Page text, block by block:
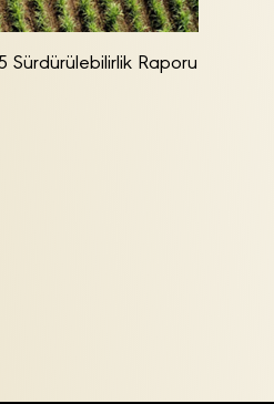
Sürdürülebilirlik Raporu